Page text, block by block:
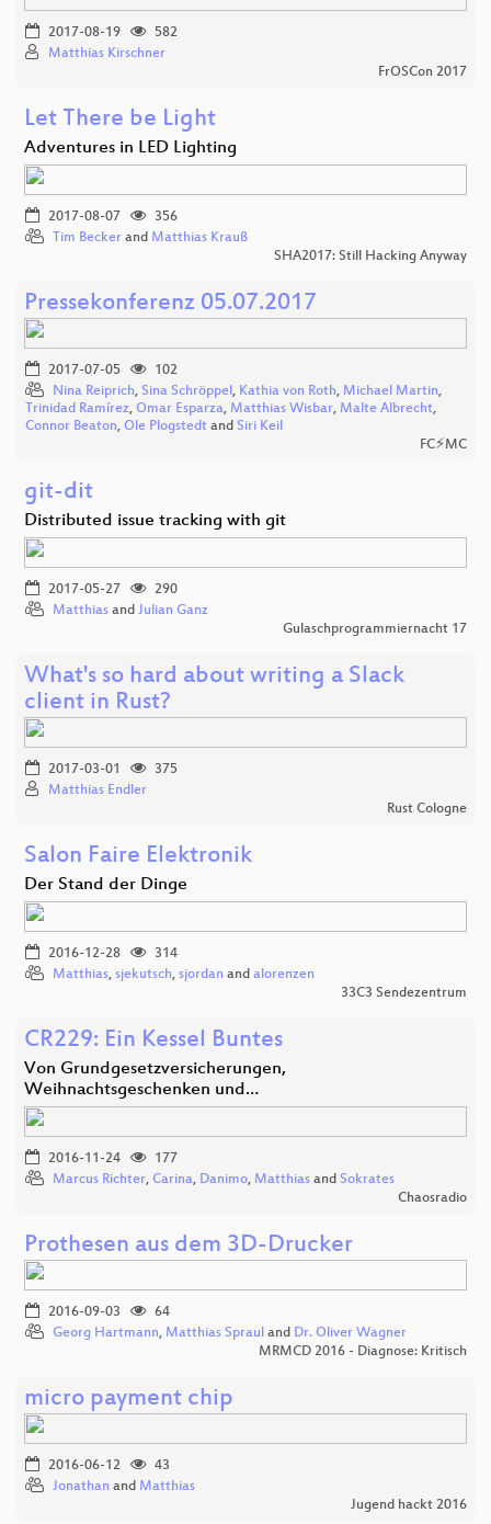
2017-08-19
582
Matthias Kirschner
FrOSCon 2017
Let There be Light
Adventures in LED Lighting
2017-08-07
356
Tim Becker and Matthias Krauß
SHA2017: Still Hacking Anyway
Pressekonferenz 05.07.2017
2017-07-05
102
Nina Reiprich, Sina Schröppel, Kathia von Roth, Michael Martin,
Trinidad Ramírez, Omar Esparza, Matthias Wisbar, Malte Albrecht,
Connor Beaton, Ole Plogstedt and Siri Keil
FC⚡MC
git-dit
Distributed issue tracking with git
2017-05-27
290
Matthias and Julian Ganz
Gulaschprogrammiernacht 17
What's so hard about writing a Slack
client in Rust?
2017-03-01
375
Matthias Endler
Rust Cologne
Salon Faire Elektronik
Der Stand der Dinge
2016-12-28
314
Matthias, sjekutsch, sjordan and alorenzen
33C3 Sendezentrum
CR229: Ein Kessel Buntes
Von Grundgesetzversicherungen,
Weihnachtsgeschenken und…
2016-11-24
177
Marcus Richter, Carina, Danimo, Matthias and Sokrates
Chaosradio
Prothesen aus dem 3D-Drucker
2016-09-03
64
Georg Hartmann, Matthias Spraul and Dr. Oliver Wagner
MRMCD 2016 - Diagnose: Kritisch
micro payment chip
2016-06-12
43
Jonathan and Matthias
Jugend hackt 2016